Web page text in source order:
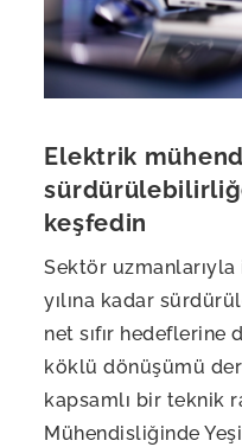
Elektrik
keşfedin
Sektör
yılına kadar
net sıfır
köklü dönüşümü
kapsamlı bir teknik
Mühendisliğinde